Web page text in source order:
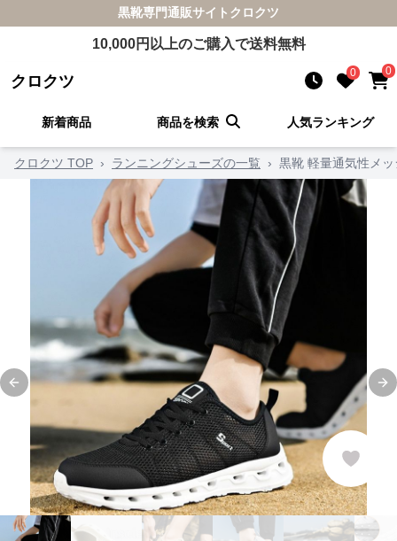
黒靴専門通販サイト クロクツ
10,000円以上のご購入で送料無料
クロクツ 0 0
新着商品 商品を検索 人気ランキング
クロクツ TOP › ランニングシューズの一覧 › 黒靴 軽量通気性メ
Previous slide